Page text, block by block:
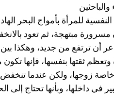
للمرأة بأمواج البحر
مسرورة مبتهجة، ثم تعود
أن ترتفع من جديد، وهكذا بين
ثقتها بنفسها، فإنها
زوجها، ولكن عندما
في داخلها، وبأنها تحتاج